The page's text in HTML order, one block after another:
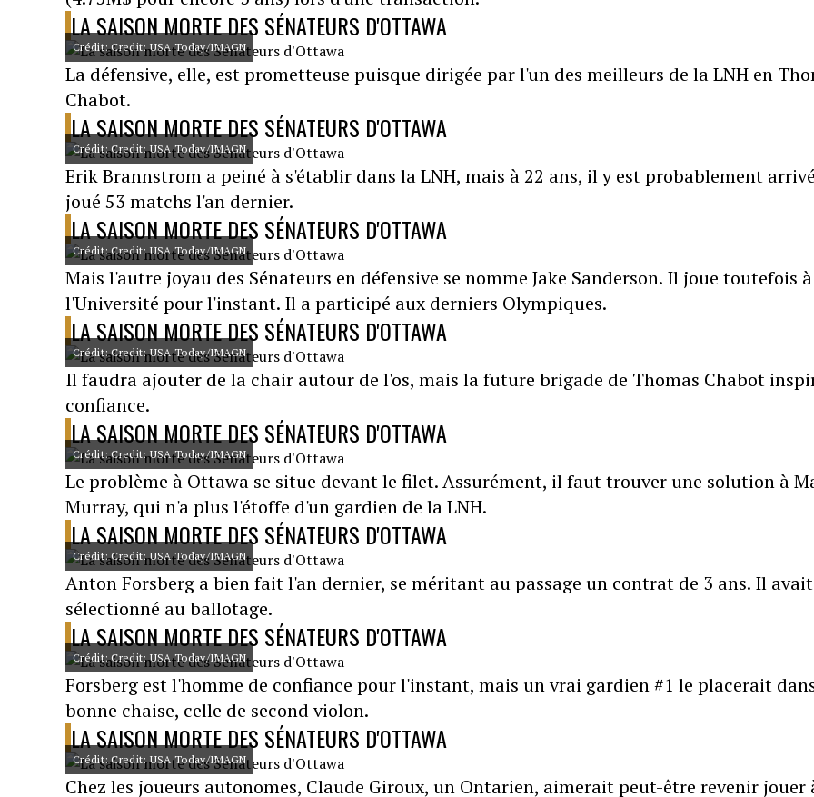
LA SAISON MORTE DES SÉNATEURS D'OTTAWA
Crédit: Credit: USA Today/IMAGN
La défensive, elle, est prometteuse puisque dirigée par l'un des meilleurs de la LNH en
Chabot.
LA SAISON MORTE DES SÉNATEURS D'OTTAWA
Crédit: Credit: USA Today/IMAGN
Erik Brannstrom a peiné à s'établir dans la LNH, mais à 22 ans, il y est probablement
joué 53 matchs l'an dernier.
LA SAISON MORTE DES SÉNATEURS D'OTTAWA
Crédit: Credit: USA Today/IMAGN
Mais l'autre joyau des Sénateurs en défensive se nomme Jake Sanderson. Il joue toutefois à
l'Université pour l'instant. Il a participé aux derniers Olympiques.
LA SAISON MORTE DES SÉNATEURS D'OTTAWA
Crédit: Credit: USA Today/IMAGN
Il faudra ajouter de la chair autour de l'os, mais la future brigade de Thomas Chabot
confiance.
LA SAISON MORTE DES SÉNATEURS D'OTTAWA
Crédit: Credit: USA Today/IMAGN
Le problème à Ottawa se situe devant le filet. Assurément, il faut trouver une solution à
Murray, qui n'a plus l'étoffe d'un gardien de la LNH.
LA SAISON MORTE DES SÉNATEURS D'OTTAWA
Crédit: Credit: USA Today/IMAGN
Anton Forsberg a bien fait l'an dernier, se méritant au passage un contrat de 3 ans. Il
sélectionné au ballotage.
LA SAISON MORTE DES SÉNATEURS D'OTTAWA
Crédit: Credit: USA Today/IMAGN
Forsberg est l'homme de confiance pour l'instant, mais un vrai gardien #1 le placerait
bonne chaise, celle de second violon.
LA SAISON MORTE DES SÉNATEURS D'OTTAWA
Crédit: Credit: USA Today/IMAGN
Chez les joueurs autonomes, Claude Giroux, un Ontarien, aimerait peut-être revenir jouer